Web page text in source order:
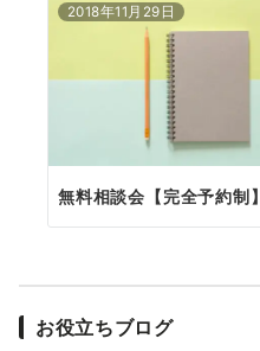
2018年11月29日
無料相談会【完全予約制】
お役立ちブログ